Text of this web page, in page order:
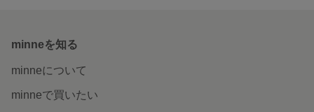
minneを知る
minneについて
minneで買いたい